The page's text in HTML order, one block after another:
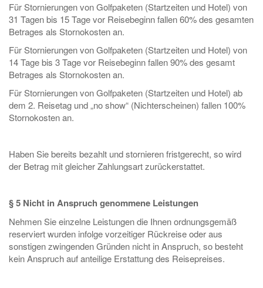
Für Stornierungen von Golfpaketen (Startzeiten und Hotel) von
31 Tagen bis 15 Tage vor Reisebeginn fallen 60% des gesamten
Betrages als Stornokosten an.
Für Stornierungen von Golfpaketen (Startzeiten und Hotel) von
14 Tage bis 3 Tage vor Reisebeginn fallen 90% des gesamt
Betrages als Stornokosten an.
Für Stornierungen von Golfpaketen (Startzeiten und Hotel) ab
dem 2. Reisetag und „no show“ (Nichterscheinen) fallen 100%
Stornokosten an.
Haben Sie bereits bezahlt und stornieren fristgerecht, so wird
der Betrag mit gleicher Zahlungsart zurückerstattet.
§ 5 Nicht in Anspruch genommene Leistungen
Nehmen Sie einzelne Leistungen die Ihnen ordnungsgemäß
reserviert wurden infolge vorzeitiger Rückreise oder aus
sonstigen zwingenden Gründen nicht in Anspruch, so besteht
kein Anspruch auf anteilige Erstattung des Reisepreises.